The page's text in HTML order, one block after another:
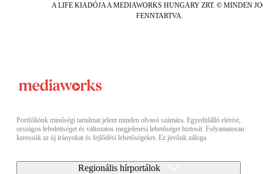
A LIFE KIADÓJA A MEDIAWORKS HUNGARY ZRT. © MINDEN
FENNTARTVA.
Portfóliónk minőségi tartalmat jelent minden olvasó számára. Egyedülálló elérést,
országos lefedettséget és változatos megjelenési lehetőséget biztosít. Folyamatosan
keressük az új irányokat és fejlődési lehetőségeket. Ez jövőnk záloga.
Regionális hírportálok